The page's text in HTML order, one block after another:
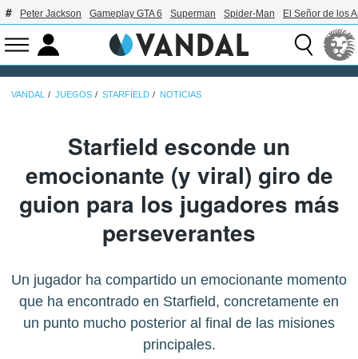
Peter Jackson Gameplay GTA 6 Superman Spider-Man El Señor de los
VANDAL JUEGOS STARFIELD NOTICIAS
Starfield esconde un
emocionante (y viral) giro de
guion para los jugadores más
perseverantes
Un jugador ha compartido un emocionante momento
que ha encontrado en Starfield, concretamente en
un punto mucho posterior al final de las misiones
principales.